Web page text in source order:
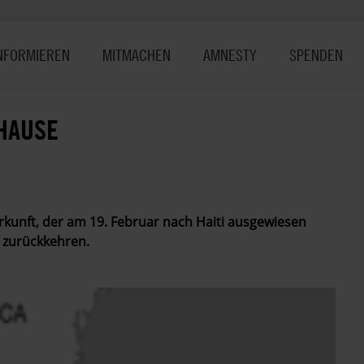
MITMACHEN AMNESTY SPENDEN
der am 19. Februar nach Haiti ausgewiesen